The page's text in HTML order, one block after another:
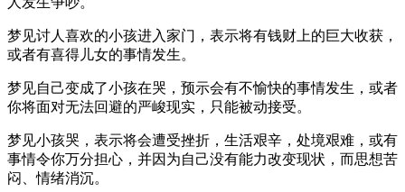
梦见讨人喜欢的小孩进入家门，表示将有钱财上的巨大收获，
或者有喜得儿女的事情发生。
梦见自己变成了小孩在哭，预示会有不愉快的事情发生，或者
你将面对无法回避的严峻现实，只能被动接受。
梦见小孩哭，表示将会遭受挫折，生活艰辛，处境艰难，或有
事情令你万分担心，并因为自己没有能力改变现状，而思想苦
闷、情绪消沉。